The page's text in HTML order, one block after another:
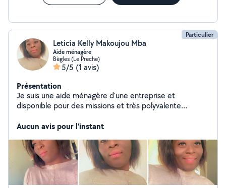
Particulier
Leticia Kelly Makoujou Mba
Aide ménagère
Bègles (Le Preche)
5/5 (1 avis)
Présentation
Je suis une aide ménagère d'une entreprise et
disponible pour des missions et très polyvalente
d'enfants à domicile les week-ends merci de m'écrire si
Aucun avis pour l'instant